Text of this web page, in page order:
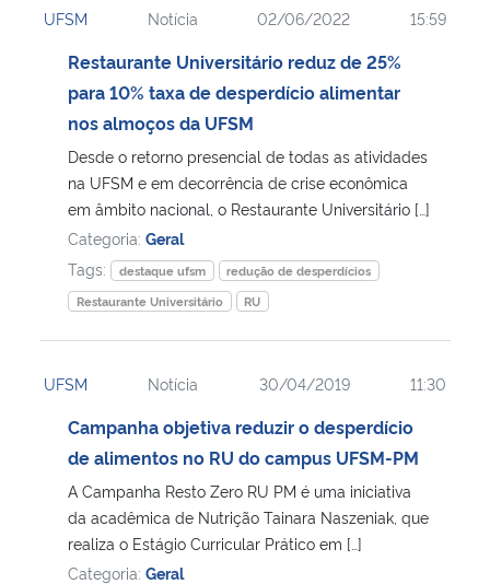
Ministério da Cidadania
Ministério de Minas e Energia
Ministério da Ciência, Tecnologia, Inovações e Comunicações
Ministério do Meio Ambiente
Ministério do Turismo
Controladoria-Geral da União
Ministério da Mulher, da Família e dos Direitos Humanos
Secretaria-Geral
UFSM Notícia 02/06/2022 15:59
Restaurante Universitário reduz de 25%
para 10% taxa de desperdício alimentar
nos almoços da UFSM
Desde o retorno presencial de todas as atividades
na UFSM e em decorrência de crise econômica
em âmbito nacional, o Restaurante Universitário […]
Categoria: Geral
Tags:
destaque ufsm
redução de desperdícios
Restaurante Universitário
RU
UFSM Notícia 30/04/2019 11:30
Campanha objetiva reduzir o desperdício
de alimentos no RU do campus UFSM-PM
A Campanha Resto Zero RU PM é uma iniciativa
da acadêmica de Nutrição Tainara Naszeniak, que
realiza o Estágio Curricular Prático em […]
Categoria: Geral